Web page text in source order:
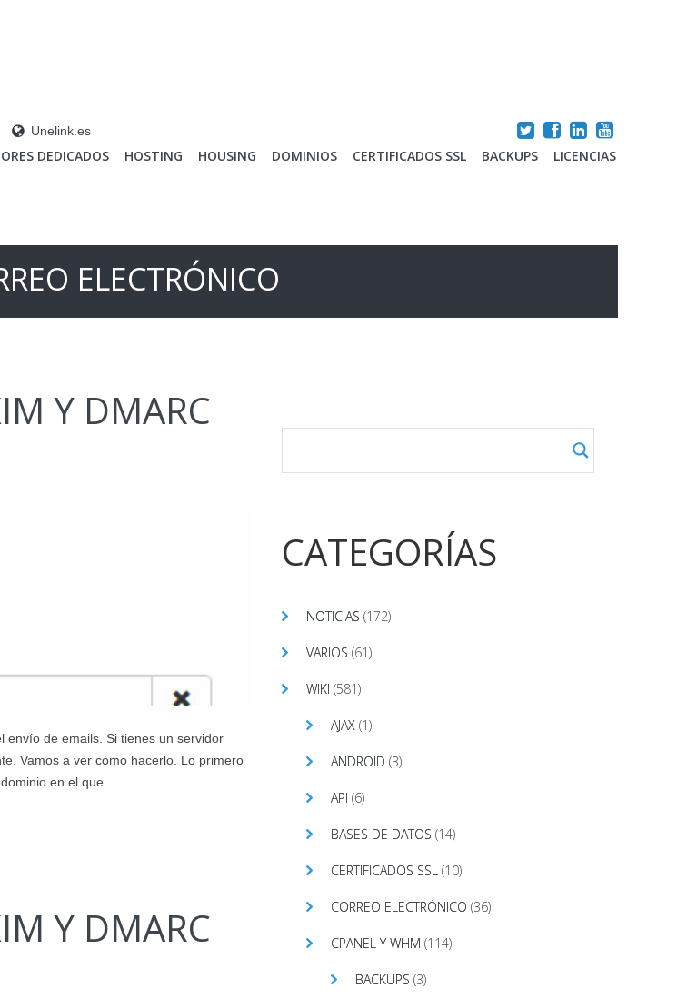
Unelink.es
DEDICADOS HOSTING HOUSING DOMINIOS CERTIFICADOS SSL BACKUPS LICENCIAS
ELECTRÓNICO
Y DMARC
envío de emails. Si tienes un servidor
Vamos a ver cómo hacerlo. Lo primero
en el que…
Y DMARC
CATEGORÍAS
NOTICIAS (172)
VARIOS (61)
WIKI (581)
AJAX (1)
ANDROID (3)
API (6)
BASES DE DATOS (14)
CERTIFICADOS SSL (10)
CORREO ELECTRÓNICO (36)
CPANEL Y WHM (114)
BACKUPS (3)